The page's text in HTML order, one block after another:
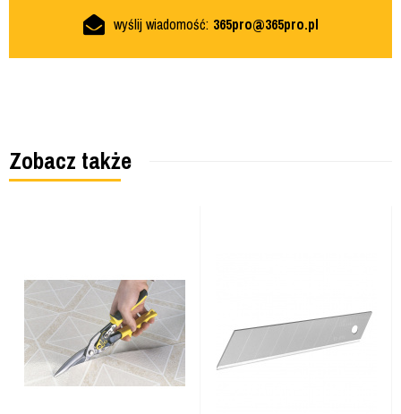
wyślij wiadomość: 365pro@365pro.pl
Zobacz także